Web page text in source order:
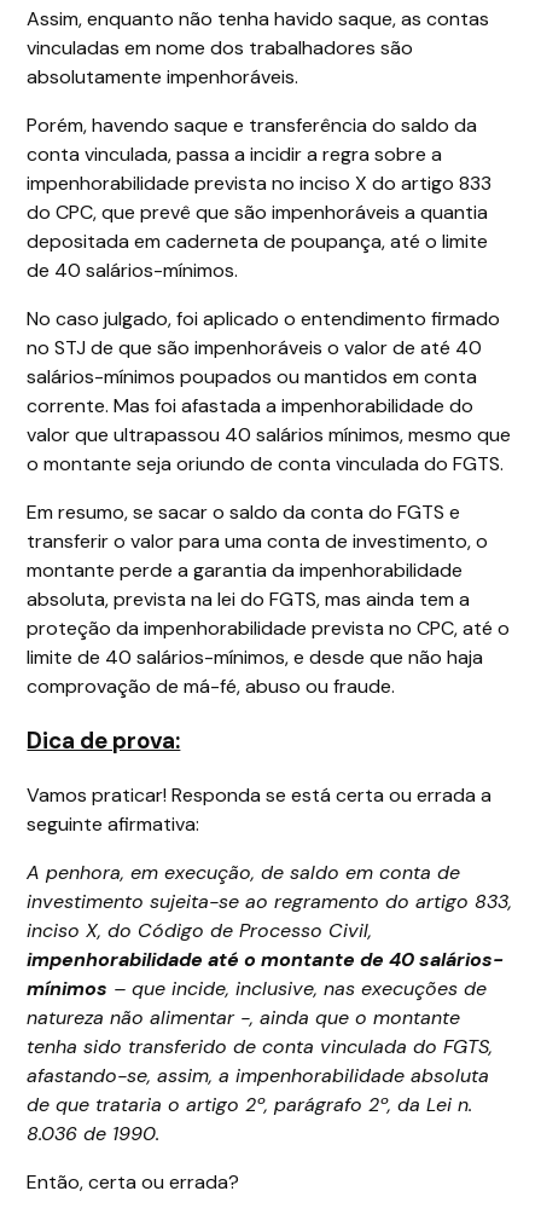
Assim, enquanto não tenha havido saque, as contas
vinculadas em nome dos trabalhadores são
absolutamente impenhoráveis.
Porém, havendo saque e transferência do saldo da
conta vinculada, passa a incidir a regra sobre a
impenhorabilidade prevista no inciso X do artigo 833
do CPC, que prevê que são impenhoráveis a quantia
depositada em caderneta de poupança, até o limite
de 40 salários-mínimos.
No caso julgado, foi aplicado o entendimento firmado
no STJ de que são impenhoráveis o valor de até 40
salários-mínimos poupados ou mantidos em conta
corrente. Mas foi afastada a impenhorabilidade do
valor que ultrapassou 40 salários mínimos, mesmo que
o montante seja oriundo de conta vinculada do FGTS.
Em resumo, se sacar o saldo da conta do FGTS e
transferir o valor para uma conta de investimento, o
montante perde a garantia da impenhorabilidade
absoluta, prevista na lei do FGTS, mas ainda tem a
proteção da impenhorabilidade prevista no CPC, até o
limite de 40 salários-mínimos, e desde que não haja
comprovação de má-fé, abuso ou fraude.
Dica de prova:
Vamos praticar! Responda se está certa ou errada a
seguinte afirmativa:
A penhora, em execução, de saldo em conta de
investimento sujeita-se ao regramento do artigo 833,
inciso X, do Código de Processo Civil,
impenhorabilidade até o montante de 40 salários-
mínimos – que incide, inclusive, nas execuções de
natureza não alimentar -, ainda que o montante
tenha sido transferido de conta vinculada do FGTS,
afastando-se, assim, a impenhorabilidade absoluta
de que trataria o artigo 2º, parágrafo 2º, da Lei n.
8.036 de 1990.
Então, certa ou errada?